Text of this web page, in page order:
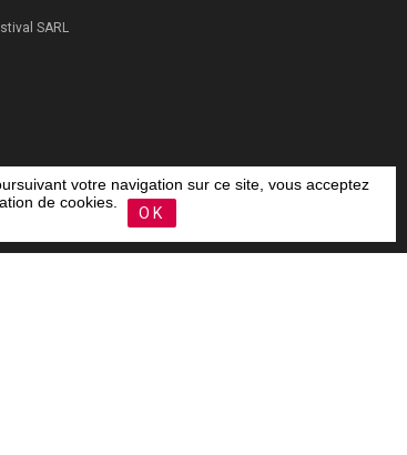
SARL
votre navigation sur ce site, vous acceptez
de cookies.
OK